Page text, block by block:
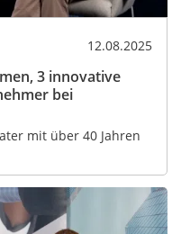
12.08.2025
3 innovative
bei
mit über 40 Jahren